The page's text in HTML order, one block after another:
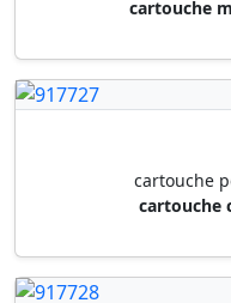
cartouche
cartouche
cartouche